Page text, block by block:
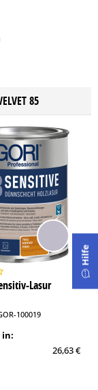
85
Lasur
100019
in:
26,63 €
Hilfe